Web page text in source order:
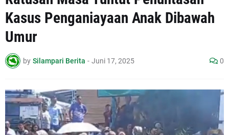
Kasus Penganiayaan Anak Dibawah
Umur
by Silampari Berita - Juni 17, 2025 0